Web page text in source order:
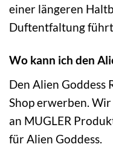
einer längeren
Duftentfaltung führt.
Wo kann ich den
Den Alien Goddess
Shop erwerben.
an MUGLER
für Alien Goddess.